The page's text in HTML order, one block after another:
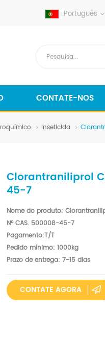
Português
CONTATE-NOS
inseticida
Clorantraniliprol
45-7
Nome do produto:
Nº CAS. 500008-45-7
Pagamento:T/T
Pedido mínimo: 1000kg
Prazo de entrega: 7-15 dias
CONTATE AGORA